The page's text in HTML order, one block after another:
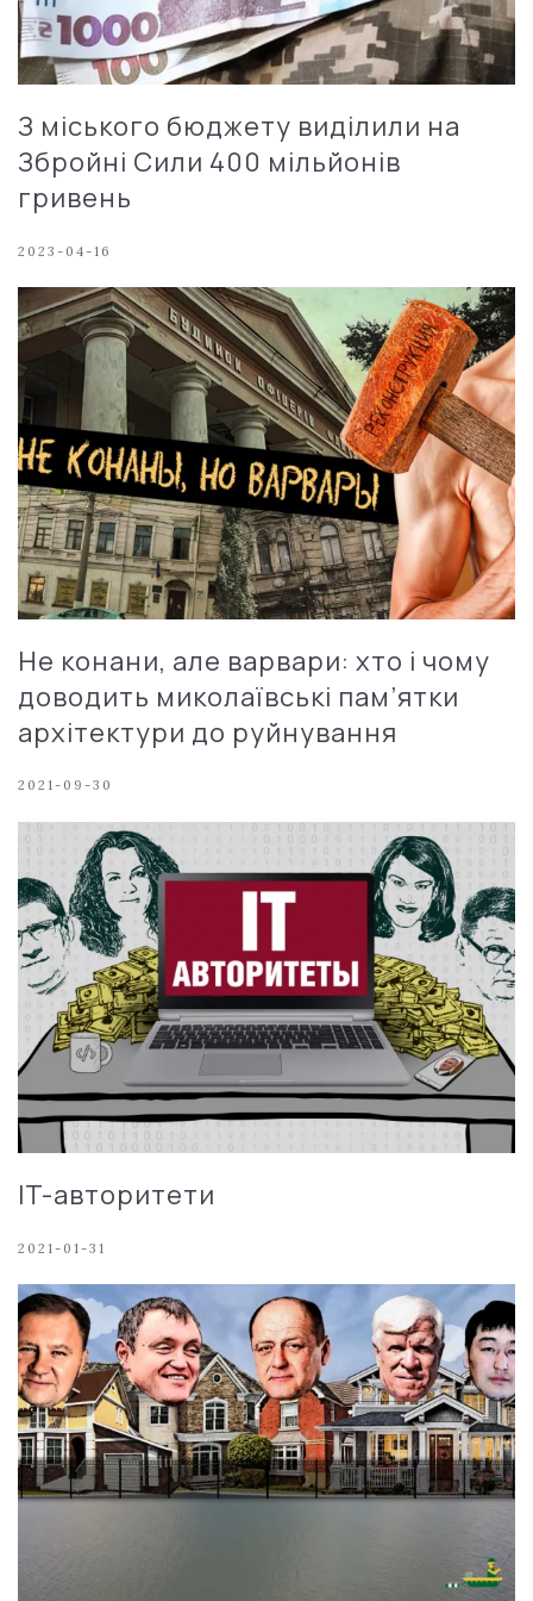
З міського бюджету виділили на
Збройні Сили 400 мільйонів
гривень
2023-04-16
Не конани, але варвари: хто і чому
доводить миколаївські пам’ятки
архітектури до руйнування
2021-09-30
IT-авторитети
2021-01-31